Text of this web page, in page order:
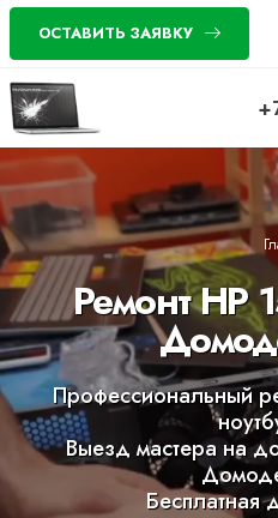
ОСТАВИТЬ ЗАЯВКУ
Ремонт HP
Профессиональный
Выезд мастера на
Бесплатная